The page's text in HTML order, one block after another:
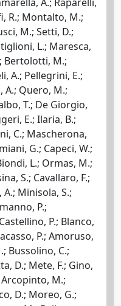
R.; Montalto, M.;
M.; Setti, D.;
L.; Maresca,
Bertolotti, M.;
A.; Pellegrini, E.;
A.; Quero, M.;
T.; De Giorgio,
E.; Ilaria, B.;
C.; Mascherona,
G.; Capeci, W.;
L.; Ormas, M.;
S.; Cavallaro, F.;
A.; Minisola, S.;
P.;
P.; Blanco,
P.; Amoruso,
Bussolino, C.;
D.; Mete, F.; Gino,
M.;
D.; Moreo, G.;